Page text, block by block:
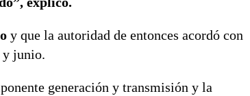
y que la autoridad de entonces acordó con
y junio.
generación y transmisión y la